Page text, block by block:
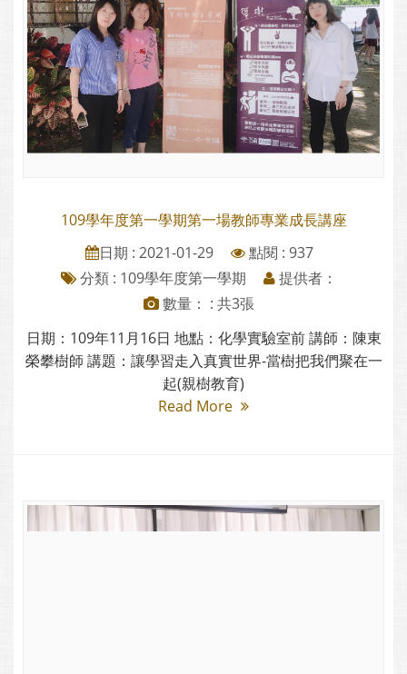
109學年度第一學期第一場教師專業成長講座
日期 : 2021-01-29
點閱 : 937
分類 : 109學年度第一學期
提供者：
數量： : 共3張
日期：109年11月16日 地點：化學實驗室前 講師：陳東
榮攀樹師 講題：讓學習走入真實世界-當樹把我們聚在一
起(親樹教育)
Read More